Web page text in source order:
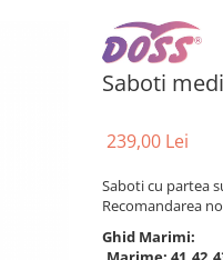
Saboti
239,00 Lei
Saboti cu partea
Recomandarea
Ghid Marimi: